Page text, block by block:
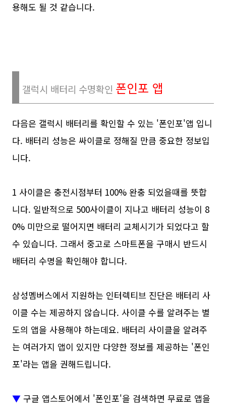
용해도 될 것 같습니다.
갤럭시 배터리 수명확인 폰인포 앱
다음은 갤럭시 배터리를 확인할 수 있는 '폰인포'앱 입니
다. 배터리 성능은 싸이클로 정해질 만큼 중요한 정보입
니다.
1 사이클은 충전시점부터 100% 완충 되었을때를 뜻합
니다. 일반적으로 500사이클이 지나고 배터리 성능이 8
0% 미만으로 떨어지면 배터리 교체시기가 되었다고 할
수 있습니다. 그래서 중고로 스마트폰을 구매시 반드시
배터리 수명을 확인해야 합니다.
삼성멤버스에서 지원하는 인터렉티브 진단은 배터리 사
이클 수는 제공하지 않습니다. 사이클 수를 알려주는 별
도의 앱을 사용해야 하는데요. 배터리 사이클을 알려주
는 여러가지 앱이 있지만 다양한 정보를 제공하는 '폰인
포'라는 앱을 권해드립니다.
▼ 구글 앱스토어에서 '폰인포'을 검색하면 무료로 앱을